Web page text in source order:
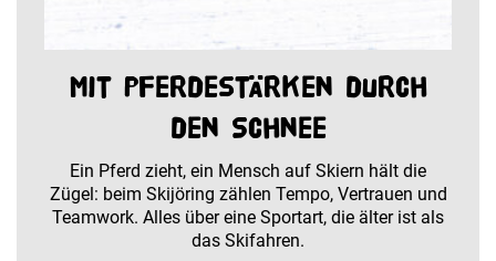
Mit Pferdestärken durch
den Schnee
Ein Pferd zieht, ein Mensch auf Skiern hält die
Zügel: beim Skijöring zählen Tempo, Vertrauen und
Teamwork. Alles über eine Sportart, die älter ist als
das Skifahren.